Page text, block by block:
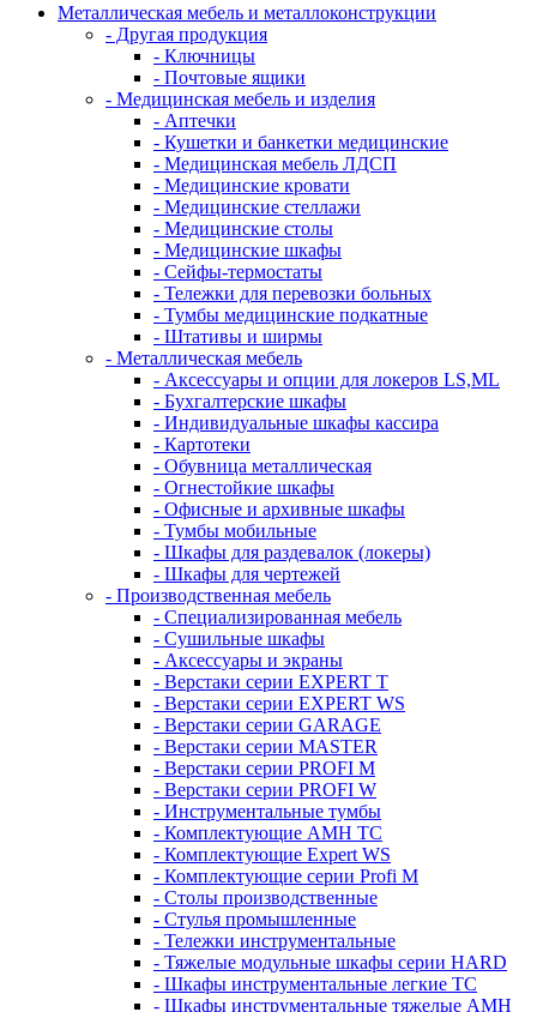
Металлическая мебель и металлоконструкции
- Другая продукция
- Ключницы
- Почтовые ящики
- Медицинская мебель и изделия
- Аптечки
- Кушетки и банкетки медицинские
- Медицинская мебель ЛДСП
- Медицинские кровати
- Медицинские стеллажи
- Медицинские столы
- Медицинские шкафы
- Сейфы-термостаты
- Тележки для перевозки больных
- Тумбы медицинские подкатные
- Штативы и ширмы
- Металлическая мебель
- Аксессуары и опции для локеров LS,ML
- Бухгалтерские шкафы
- Индивидуальные шкафы кассира
- Картотеки
- Обувница металлическая
- Огнестойкие шкафы
- Офисные и архивные шкафы
- Тумбы мобильные
- Шкафы для раздевалок (локеры)
- Шкафы для чертежей
- Производственная мебель
- Cпециализированная мебель
- Cушильные шкафы
- Аксессуары и экраны
- Верстаки серии EXPERT T
- Верстаки серии EXPERT WS
- Верстаки серии GARAGE
- Верстаки серии MASTER
- Верстаки серии PROFI M
- Верстаки серии PROFI W
- Инструментальные тумбы
- Комплектующие AMH TC
- Комплектующие Expert WS
- Комплектующие серии Profi M
- Столы производственные
- Стулья промышленные
- Тележки инструментальные
- Тяжелые модульные шкафы серии HARD
- Шкафы инструментальные легкие ТС
- Шкафы инструментальные тяжелые AMH